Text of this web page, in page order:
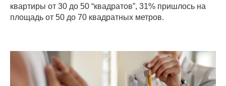
квартиры от 30 до 50 “квадратов”, 31% пришлось на
площадь от 50 до 70 квадратных метров.